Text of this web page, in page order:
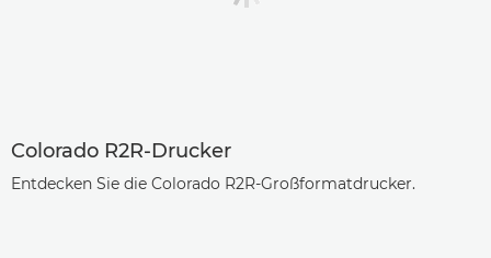
Colorado R2R-Drucker
Entdecken Sie die Colorado R2R-Großformatdrucker.